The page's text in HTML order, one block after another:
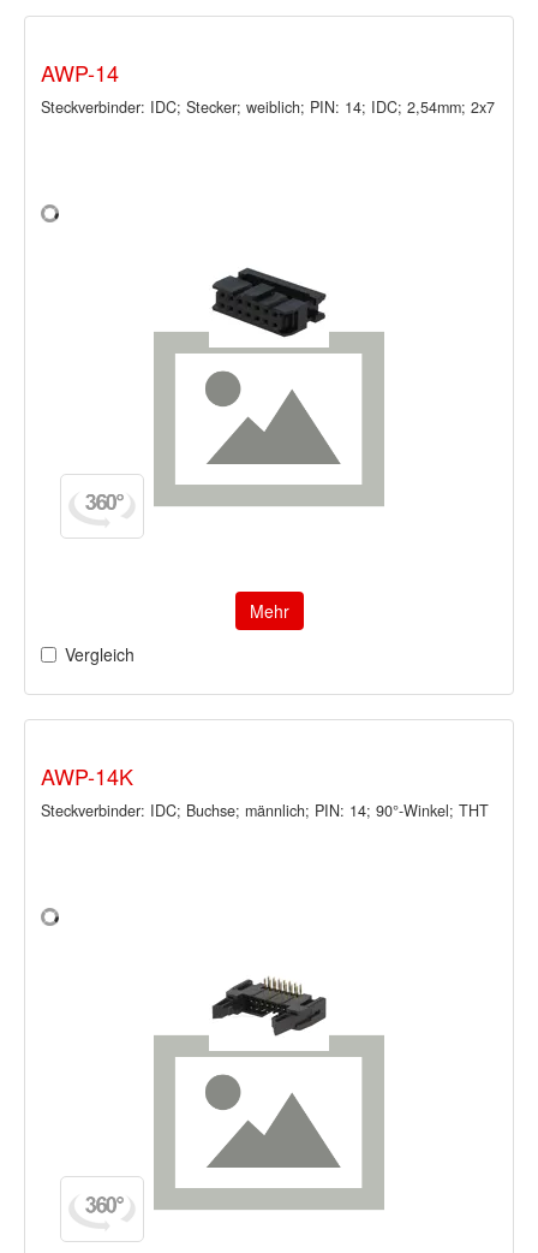
AWP-14
Steckverbinder: IDC; Stecker; weiblich; PIN: 14; IDC; 2,54mm; 2x7
Mehr
Vergleich
AWP-14K
Steckverbinder: IDC; Buchse; männlich; PIN: 14; 90°-Winkel; THT